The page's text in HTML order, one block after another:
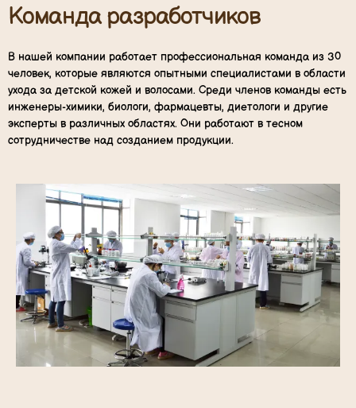
Команда разработчиков
В нашей компании работает профессиональная команда из 30
человек, которые являются опытными специалистами в области
ухода за детской кожей и волосами. Среди членов команды есть
инженеры-химики, биологи, фармацевты, диетологи и другие
эксперты в различных областях. Они работают в тесном
сотрудничестве над созданием продукции.